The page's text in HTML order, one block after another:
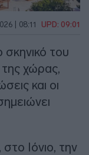
| 08:11 UPD: 09:01
σκηνικό του
χώρας,
και οι
Ιόνιο, την